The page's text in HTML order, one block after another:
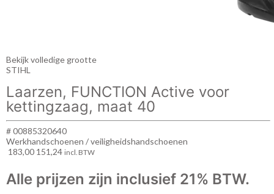
Bekijk volledige grootte
STIHL
Laarzen, FUNCTION Active voor
kettingzaag, maat 40
# 00885320640
Werkhandschoenen / veiligheidshandschoenen
183,00 151,24 incl. BTW
Alle prijzen zijn inclusief 21% BTW.